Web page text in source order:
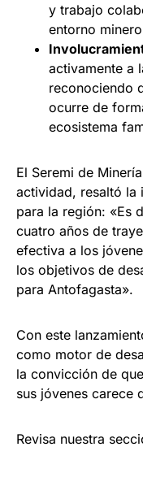
y trabajo
entorno
activamente a
reconociendo
ocurre de
ecosistema
El Seremi de
actividad, resaltó la
para la región: «Es
cuatro años de
efectiva a los
los objetivos de
para Antofagasta».
Con este
como motor de
la convicción de
sus jóvenes carece
Revisa nuestra